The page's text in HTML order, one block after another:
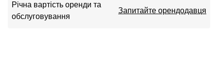
Річна вартість оренди та
обслуговування
Запитайте орендодавця